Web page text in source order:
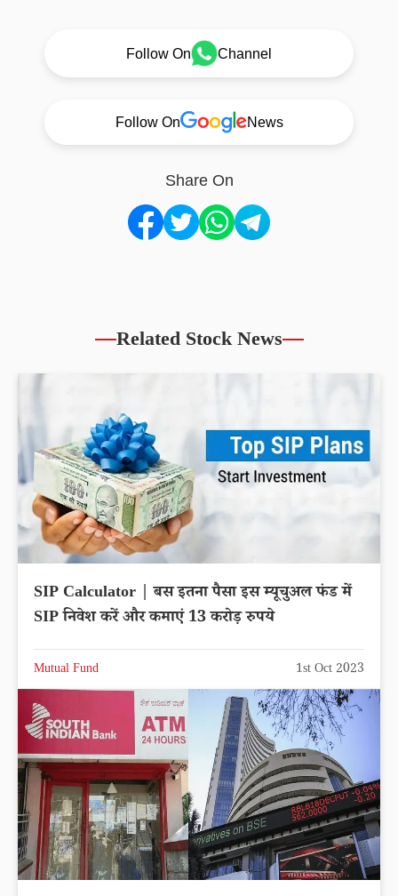
Follow On Channel
Follow On News
Share On
Related Stock News
SIP Calculator | बस इतना पैसा इस म्यूचुअल फंड में
SIP निवेश करें और कमाएं 13 करोड़ रुपये
Mutual Fund 1st Oct 2023